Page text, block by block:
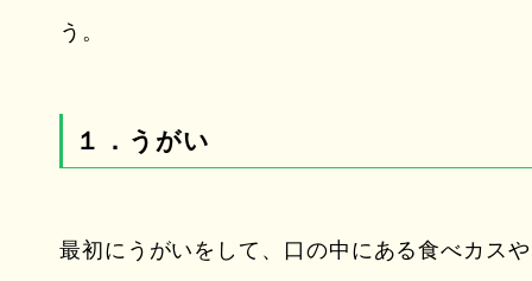
う。
１．うがい
最初にうがいをして、口の中にある食べカスや